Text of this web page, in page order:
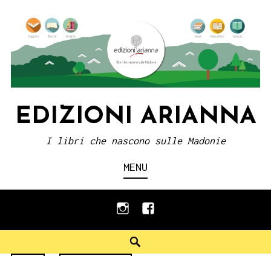
content
EDIZIONI ARIANNA
I libri che nascono sulle Madonie
MENU
instagramfacebook